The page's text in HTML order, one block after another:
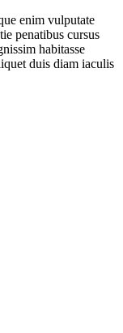
enim vulputate
penatibus cursus
habitasse
duis diam iaculis